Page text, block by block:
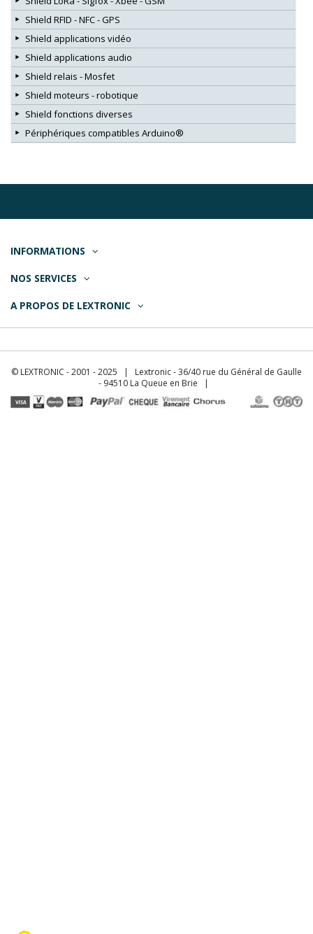
Shield RFID - NFC - GPS
Shield applications vidéo
Shield applications audio
Shield relais - Mosfet
Shield moteurs - robotique
Shield fonctions diverses
Périphériques compatibles Arduino®
INFORMATIONS
NOS SERVICES
A PROPOS DE LEXTRONIC
© LEXTRONIC - 2001 - 2025 | Lextronic - 36/40 rue du Général de Gaulle
- 94510 La Queue en Brie |